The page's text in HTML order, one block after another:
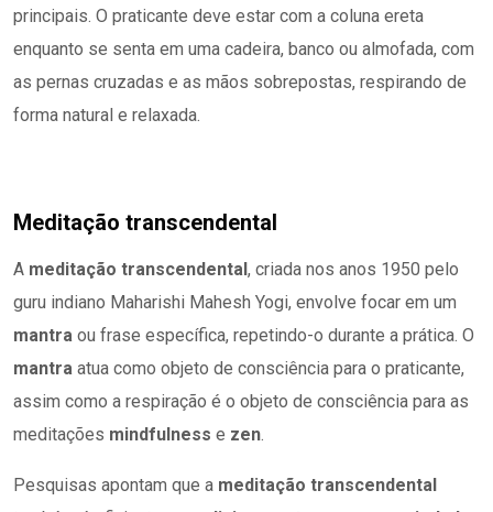
principais. O praticante deve estar com a coluna ereta
enquanto se senta em uma cadeira, banco ou almofada, com
as pernas cruzadas e as mãos sobrepostas, respirando de
forma natural e relaxada.
Meditação transcendental
A meditação transcendental, criada nos anos 1950 pelo
guru indiano Maharishi Mahesh Yogi, envolve focar em um
mantra ou frase específica, repetindo-o durante a prática. O
mantra atua como objeto de consciência para o praticante,
assim como a respiração é o objeto de consciência para as
meditações mindfulness e zen.
Pesquisas apontam que a meditação transcendental